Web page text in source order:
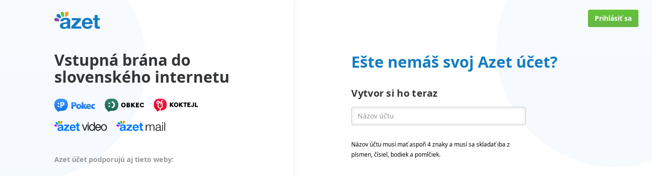
Prihlásiť sa
Vstupná brána do
slovenského internetu
Azet účet podporujú aj tieto weby:
Ešte nemáš svoj Azet účet?
Vytvor si ho teraz
Názov účtu musí mať aspoň 4 znaky a musí sa skladať iba z
písmen, čísiel, bodiek a pomlčiek.